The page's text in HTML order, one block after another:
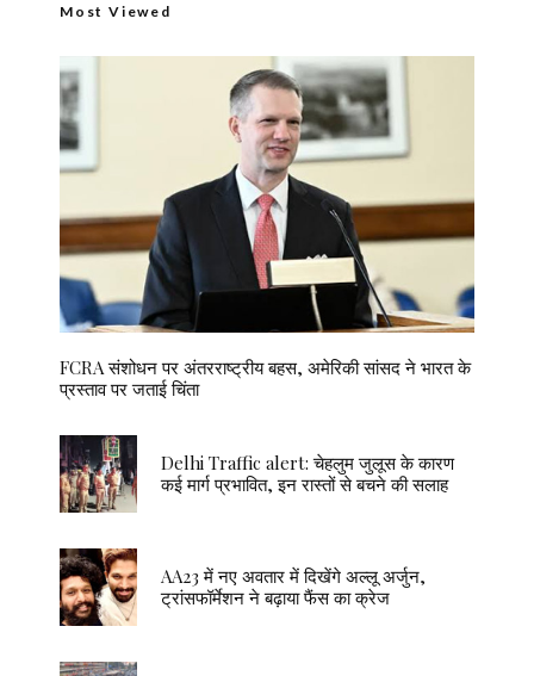
Most Viewed
FCRA संशोधन पर अंतरराष्ट्रीय बहस, अमेरिकी सांसद ने भारत के
प्रस्ताव पर जताई चिंता
Delhi Traffic alert: चेहलुम जुलूस के कारण
कई मार्ग प्रभावित, इन रास्तों से बचने की सलाह
AA23 में नए अवतार में दिखेंगे अल्लू अर्जुन,
ट्रांसफॉर्मेशन ने बढ़ाया फैंस का क्रेज